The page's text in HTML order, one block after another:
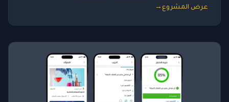
عرض المشروع →